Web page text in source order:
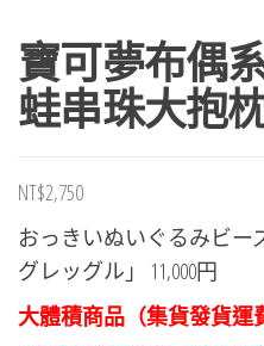
寶可夢布偶
蛙串珠大抱
NT$2,750
おっきいぬいぐるみビー
グレッグル」 11,000円
大體積商品（集貨發貨運